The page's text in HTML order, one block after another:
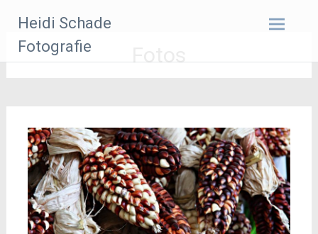
Inhalt
springen
Heidi Schade
Fotografie
Fotos